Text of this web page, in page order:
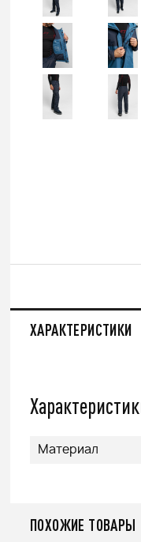
Костюм мужской
POWERMAN
ХАРАКТЕРИСТИКИ
Материал
ПОХОЖИЕ ТОВАРЫ